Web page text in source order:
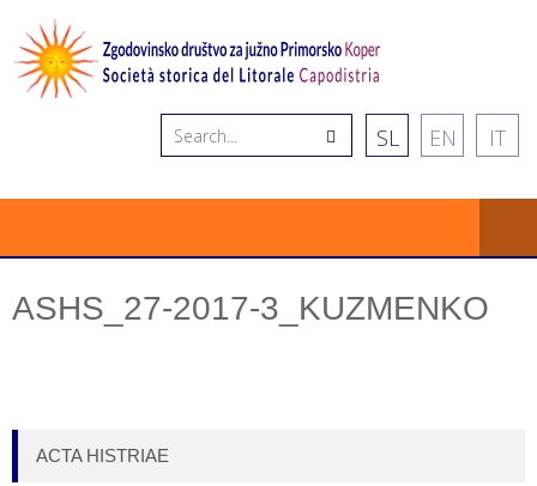
SL EN IT
ASHS_27-2017-3_KUZMENKO
ACTA HISTRIAE